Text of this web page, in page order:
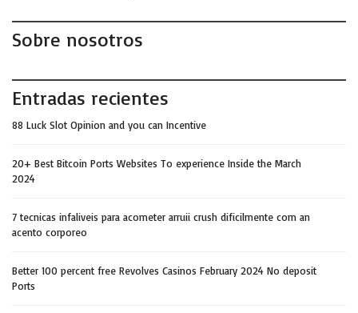
Sobre nosotros
Entradas recientes
88 Luck Slot Opinion and you can Incentive
20+ Best Bitcoin Ports Websites To experience Inside the March
2024
7 tecnicas infaliveis para acometer arruii crush dificilmente com an
acento corporeo
Better 100 percent free Revolves Casinos February 2024 No deposit
Ports